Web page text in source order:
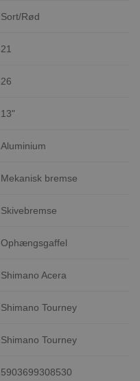
Sort/Rød
21
26
13"
Aluminium
Mekanisk bremse
Skivebremse
Ophængsgaffel
Shimano Acera
Shimano Tourney
Shimano Tourney
5903699308530